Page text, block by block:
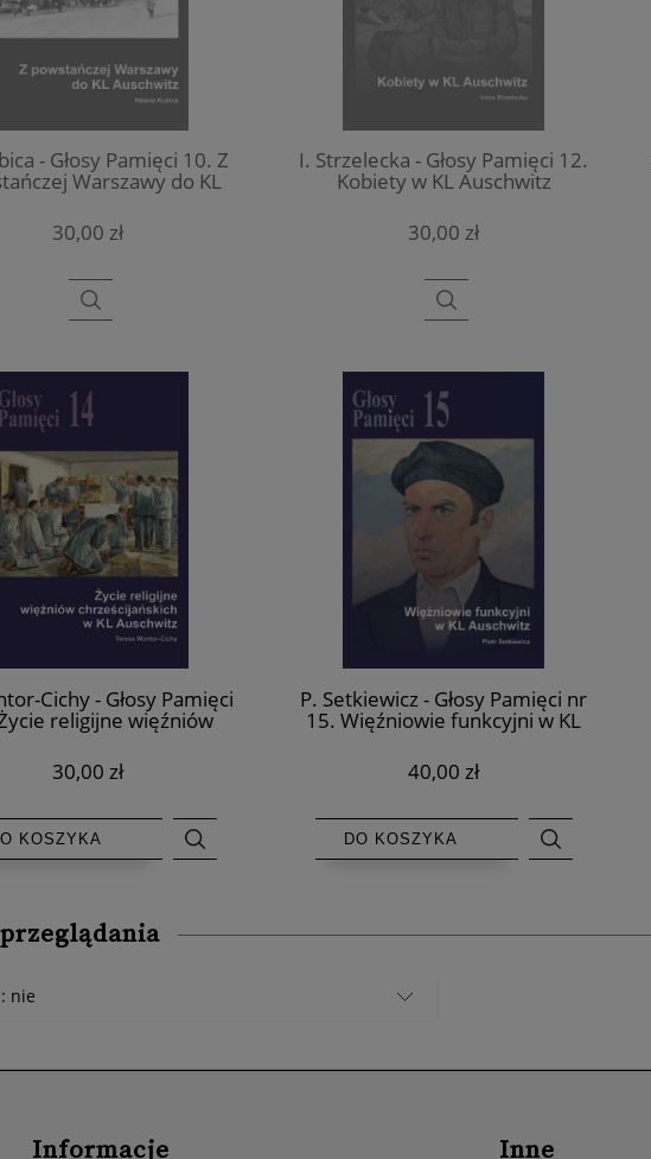
- Głosy Pamięci 10. Z
Warszawy do KL
Auschwitz
30,00 zł
I. Strzelecka - Głosy Pamięci 12.
Kobiety w KL Auschwitz
30,00 zł
Cichy - Głosy Pamięci
religijne więźniów
w KL Auschwitz
30,00 zł
KOSZYKA
P. Setkiewicz - Głosy Pamięci nr
15. Więźniowie funkcyjni w KL
40,00 zł
DO KOSZYKA
nie
Informacje Inne